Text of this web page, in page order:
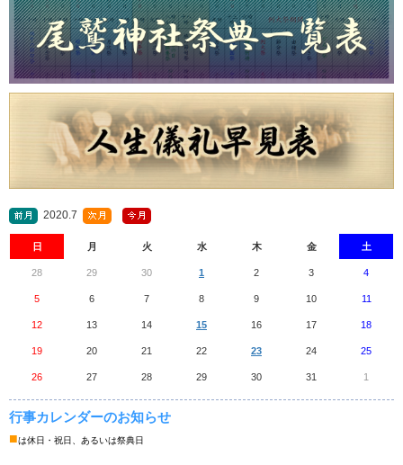
2020.7
日 月 火 水 木 金 土
28 29 30 1 2 3 4
5 6 7 8 9 10 11
12 13 14 15 16 17 18
19 20 21 22 23 24 25
26 27 28 29 30 31 1
行事カレンダーのお知らせ
■は休日・祝日、あるいは祭典日